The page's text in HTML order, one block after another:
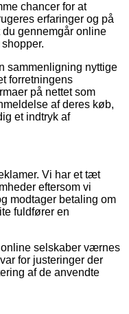
chancer for at
erfaringer og på
du gennemgår online
sammenligning nyttige
forretningens
på nettet som
af deres køb,
et indtryk af
Vi har et tæt
eftersom vi
modtager betaling om
fuldfører en
online selskaber værnes
for justeringer der
af de anvendte